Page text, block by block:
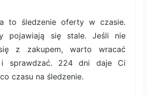
to śledzenie oferty w czasie.
pojawiają się stale. Jeśli nie
z zakupem, warto wracać
i sprawdzać. 224 dni daje Ci
czasu na śledzenie.